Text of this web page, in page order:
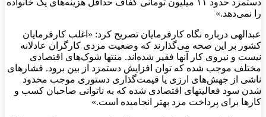
دستمزد حدود ۱۱ میلیون تومانی کفاف حداقل هزینه‌های یک خانواده
را نمی‌دهد.»
عبدالهی درباره نگاه کارفرمایان تصریح کرد: «اغلب کارفرمایان
کشور بر این صحه می‌گذارند که وضعیت مزدی کارگران عادلانه
نیست و نیروی کار آنها فقیر شده‌اند. منتها شوک‌های اقتصادی
مختلف موجب شده که توان افزایش دستمزد از بین برود. فشارهای
ناشی از جهش‌های ارزی یا قیمت‌گذاری دستوری موجب محدود
شدن سود فعالیتهای اقتصادی شده که به ناتوانی صاحبان کسب و
کارها برای پرداخت مزد بهتر انجامیده است.»